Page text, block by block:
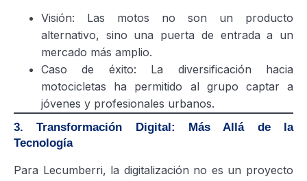
Visión: Las motos no son un producto
alternativo, sino una puerta de entrada a un
mercado más amplio.
Caso de éxito: La diversificación hacia
motocicletas ha permitido al grupo captar a
jóvenes y profesionales urbanos.
3. Transformación Digital: Más Allá de la
Tecnología
Para Lecumberri, la digitalización no es un proyecto